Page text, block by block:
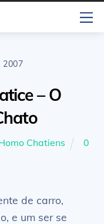
2007
– O
Chatiens 0
de carro,
e um ser se